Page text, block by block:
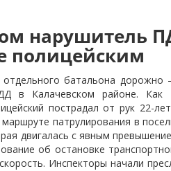
нарушитель
полицейским
батальона дорожно
в Калачевском районе.
пострадал от рук 22-
патрулирования в
двигалась с явным
об остановке
Инспекторы начали